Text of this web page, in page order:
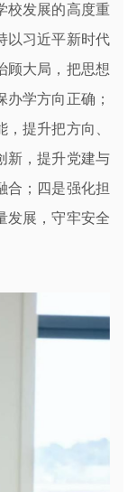
校发展的高度重
以习近平新时代
顾大局，把思想
学方向正确；
提升把方向、
新，提升党建与
合；四是强化担
发展，守牢安全